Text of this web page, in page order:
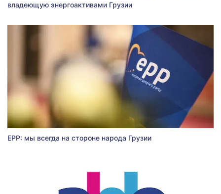
владеющую энергоактивами Грузии
EPP: мы всегда на стороне народа Грузии